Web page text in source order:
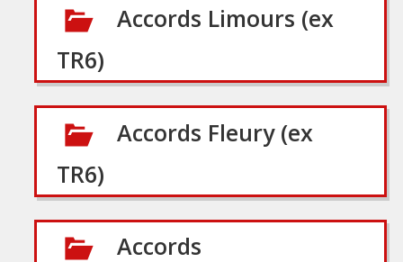
Accords Limours (ex
TR6)
Accords Fleury (ex
TR6)
Accords